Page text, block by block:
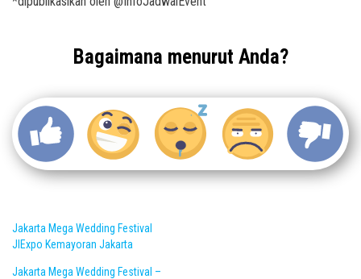
Bagaimana menurut Anda?
Jakarta Mega Wedding Festival
JIExpo Kemayoran Jakarta
Jakarta Mega Wedding Festival –